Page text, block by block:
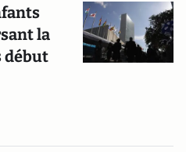
la
début